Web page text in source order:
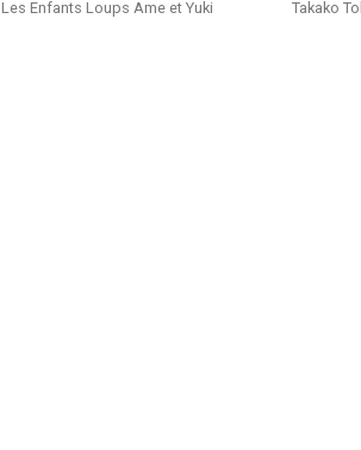
Les Enfants Loups Ame et Yuki Takako